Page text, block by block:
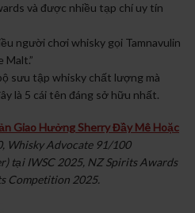
và được nhiều tạp chí uy tín
người chơi whisky gọi Tamnavulin
Malt.”
sưu tập whisky chất lượng mà
là 5 cái tên đáng sở hữu nhất.
Giao Hưởng Sherry Đầy Mê Hoặc
Whisky Advocate 91/100
tại IWSC 2025, NZ Spirits Awards
Competition 2025.